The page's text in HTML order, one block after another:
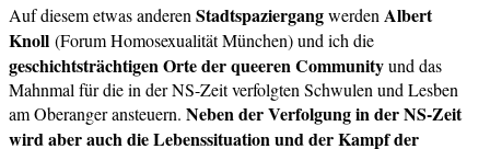
Auf diesem etwas anderen Stadtspaziergangwerden Albert
Knoll (Forum Homosexualität München) und ich die
geschichtsträchtigen Orte der queeren Communityund das
Mahnmal für die in der NS-Zeit verfolgten Schwulen und Lesben
am Oberanger ansteuern. Neben der Verfolgung in der NS-Zeit
wird aber auch die Lebenssituation und der Kampf der